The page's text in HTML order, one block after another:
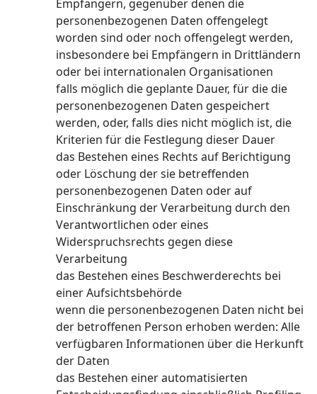
Empfängern, gegenüber denen die
personenbezogenen Daten offengelegt
worden sind oder noch offengelegt werden,
insbesondere bei Empfängern in Drittländern
oder bei internationalen Organisationen
falls möglich die geplante Dauer, für die die
personenbezogenen Daten gespeichert
werden, oder, falls dies nicht möglich ist, die
Kriterien für die Festlegung dieser Dauer
das Bestehen eines Rechts auf Berichtigung
oder Löschung der sie betreffenden
personenbezogenen Daten oder auf
Einschränkung der Verarbeitung durch den
Verantwortlichen oder eines
Widerspruchsrechts gegen diese
Verarbeitung
das Bestehen eines Beschwerderechts bei
einer Aufsichtsbehörde
wenn die personenbezogenen Daten nicht bei
der betroffenen Person erhoben werden: Alle
verfügbaren Informationen über die Herkunft
der Daten
das Bestehen einer automatisierten